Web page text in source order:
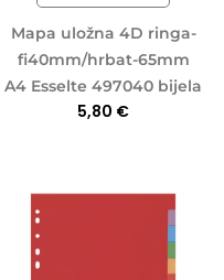
Mapa uložna 4D ringa-
fi40mm/hrbat-65mm
A4 Esselte 497040 bijela
5,80 €